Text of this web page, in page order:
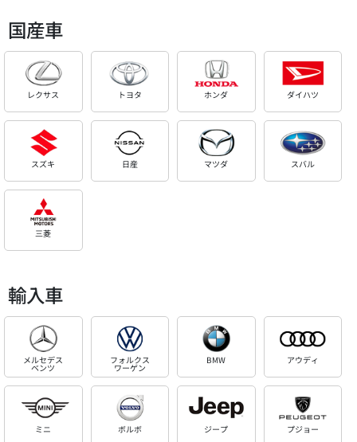
国産車
レクサス トヨタ ホンダ ダイハツ
スズキ 日産 マツダ スバル
三菱
輸入車
メルセデス
ベンツ
フォルクス
ワーゲン
BMW アウディ
ミニ ボルボ ジープ プジョー